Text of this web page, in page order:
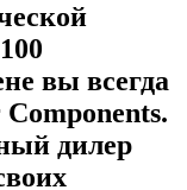
вы всегда
дилер